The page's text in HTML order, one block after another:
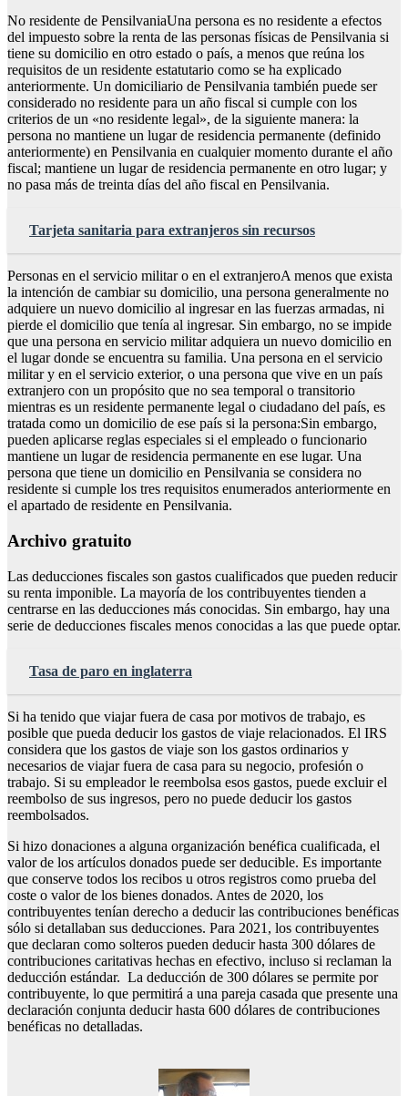
No residente de PensilvaniaUna persona es no residente a efectos
del impuesto sobre la renta de las personas físicas de Pensilvania si
tiene su domicilio en otro estado o país, a menos que reúna los
requisitos de un residente estatutario como se ha explicado
anteriormente. Un domiciliario de Pensilvania también puede ser
considerado no residente para un año fiscal si cumple con los
criterios de un «no residente legal», de la siguiente manera: la
persona no mantiene un lugar de residencia permanente (definido
anteriormente) en Pensilvania en cualquier momento durante el año
fiscal; mantiene un lugar de residencia permanente en otro lugar; y
no pasa más de treinta días del año fiscal en Pensilvania.
Tarjeta sanitaria para extranjeros sin recursos
Personas en el servicio militar o en el extranjeroA menos que exista
la intención de cambiar su domicilio, una persona generalmente no
adquiere un nuevo domicilio al ingresar en las fuerzas armadas, ni
pierde el domicilio que tenía al ingresar. Sin embargo, no se impide
que una persona en servicio militar adquiera un nuevo domicilio en
el lugar donde se encuentra su familia. Una persona en el servicio
militar y en el servicio exterior, o una persona que vive en un país
extranjero con un propósito que no sea temporal o transitorio
mientras es un residente permanente legal o ciudadano del país, es
tratada como un domicilio de ese país si la persona:Sin embargo,
pueden aplicarse reglas especiales si el empleado o funcionario
mantiene un lugar de residencia permanente en ese lugar. Una
persona que tiene un domicilio en Pensilvania se considera no
residente si cumple los tres requisitos enumerados anteriormente en
el apartado de residente en Pensilvania.
Archivo gratuito
Las deducciones fiscales son gastos cualificados que pueden reducir
su renta imponible. La mayoría de los contribuyentes tienden a
centrarse en las deducciones más conocidas. Sin embargo, hay una
serie de deducciones fiscales menos conocidas a las que puede optar.
Tasa de paro en inglaterra
Si ha tenido que viajar fuera de casa por motivos de trabajo, es
posible que pueda deducir los gastos de viaje relacionados. El IRS
considera que los gastos de viaje son los gastos ordinarios y
necesarios de viajar fuera de casa para su negocio, profesión o
trabajo. Si su empleador le reembolsa esos gastos, puede excluir el
reembolso de sus ingresos, pero no puede deducir los gastos
reembolsados.
Si hizo donaciones a alguna organización benéfica cualificada, el
valor de los artículos donados puede ser deducible. Es importante
que conserve todos los recibos u otros registros como prueba del
coste o valor de los bienes donados. Antes de 2020, los
contribuyentes tenían derecho a deducir las contribuciones benéficas
sólo si detallaban sus deducciones. Para 2021, los contribuyentes
que declaran como solteros pueden deducir hasta 300 dólares de
contribuciones caritativas hechas en efectivo, incluso si reclaman la
deducción estándar. La deducción de 300 dólares se permite por
contribuyente, lo que permitirá a una pareja casada que presente una
declaración conjunta deducir hasta 600 dólares de contribuciones
benéficas no detalladas.